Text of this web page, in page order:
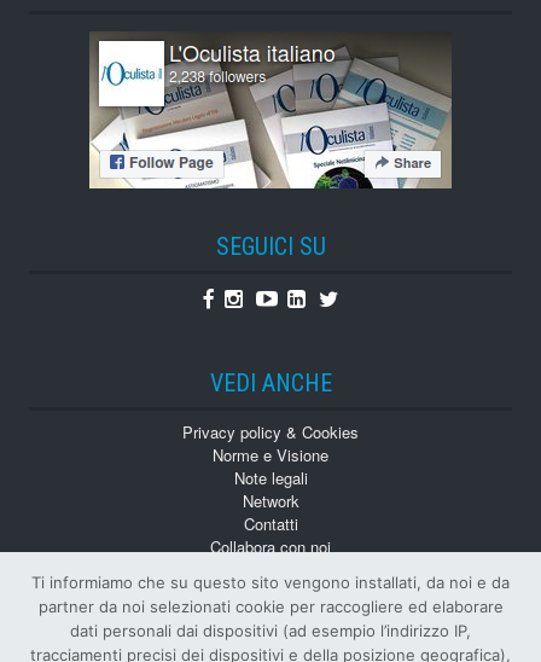
SEGUICI SU
Facebook
Instagram
YoutubeLinkedin
Twitter
VEDI ANCHE
Privacy policy & Cookies
Norme e Visione
Note legali
Network
Contatti
Collabora con noi
Numeri Arretrati
Ti informiamo che su questo sito vengono installati, da noi e da
partner da noi selezionati cookie per raccogliere ed elaborare
dati personali dai dispositivi (ad esempio l’indirizzo IP,
tracciamenti precisi dei dispositivi e della posizione geografica),